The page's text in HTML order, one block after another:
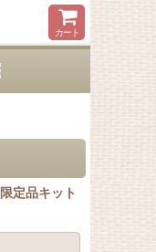
カート
限定品キット